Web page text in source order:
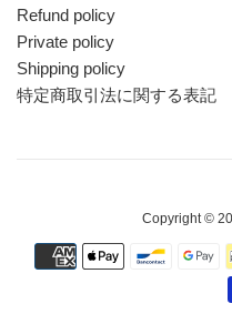
Refund policy
Private policy
Shipping policy
特定商取引法に関する表記
Copyright ©